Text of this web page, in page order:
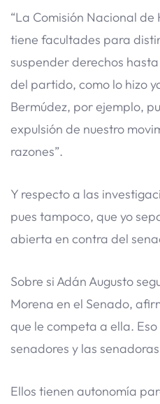
“La Comisión Nacional
tiene facultades para
suspender derechos
del partido, como lo hizo
Bermúdez, por ejemplo,
expulsión de nuestro
razones”.
Y respecto a las
pues tampoco, que yo
abierta en contra del
Sobre si Adán Augusto
Morena en el Senado,
que le competa a ella.
senadores y las
Ellos tienen autonomía